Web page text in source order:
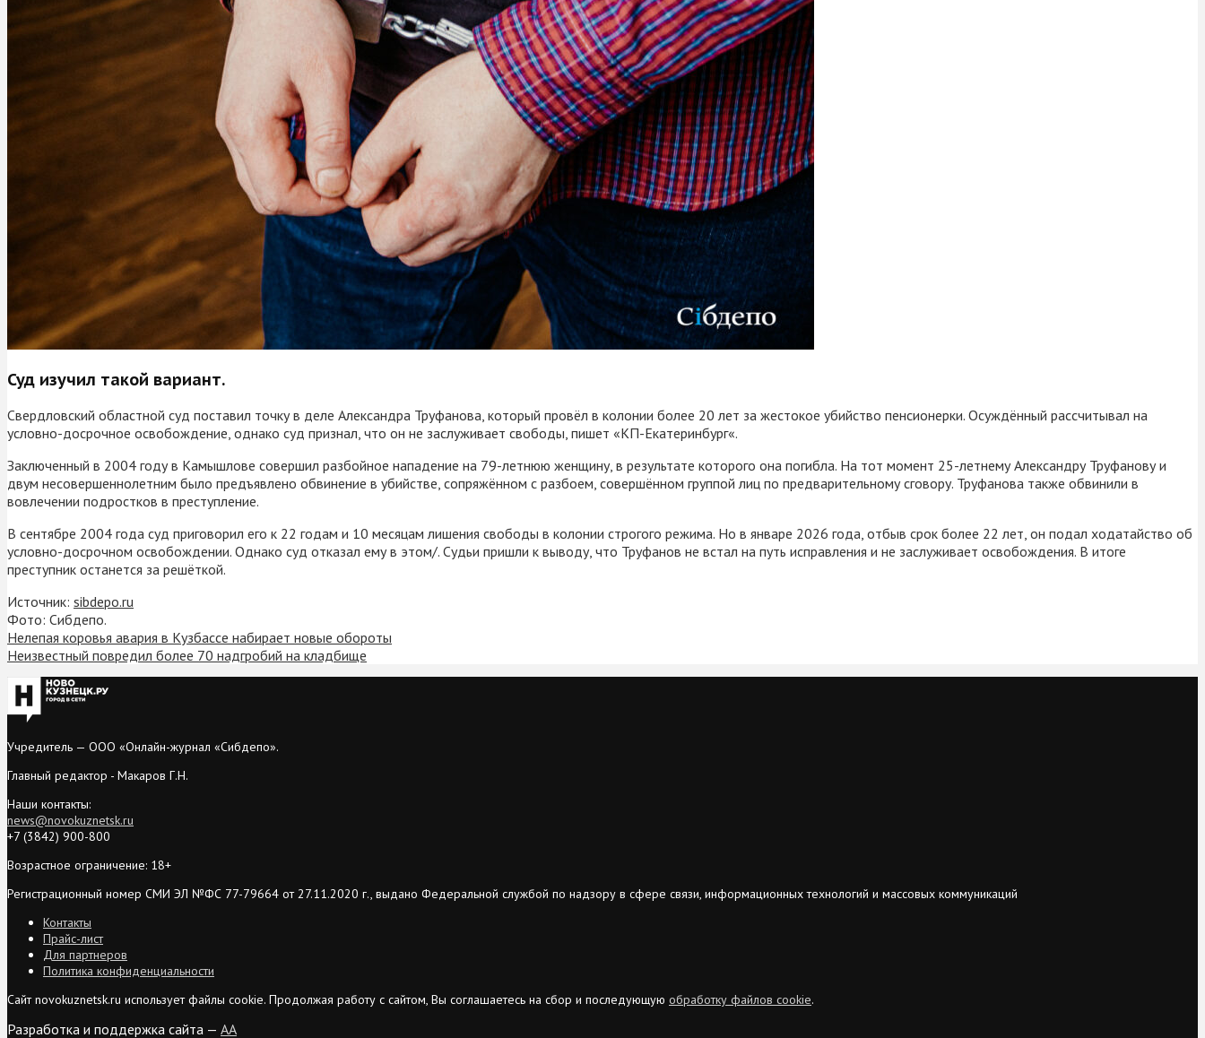
Суд изучил такой вариант.
Свердловский областной суд поставил точку в деле Александра Труфанова, который провёл в колонии более 20 лет за жестокое убийство пенсионерки. Осуждённый рассчитывал на
условно-досрочное освобождение, однако суд признал, что он не заслуживает свободы, пишет «КП-Екатеринбург«.
Заключенный в 2004 году в Камышлове совершил разбойное нападение на 79-летнюю женщину, в результате которого она погибла. На тот момент 25-летнему Александру Труфанову и
двум несовершеннолетним было предъявлено обвинение в убийстве, сопряжённом с разбоем, совершённом группой лиц по предварительному сговору. Труфанова также обвинили в
вовлечении подростков в преступление.
В сентябре 2004 года суд приговорил его к 22 годам и 10 месяцам лишения свободы в колонии строгого режима. Но в январе 2026 года, отбыв срок более 22 лет, он подал ходатайство об
условно-досрочном освобождении. Однако суд отказал ему в этом/. Судьи пришли к выводу, что Труфанов не встал на путь исправления и не заслуживает освобождения. В итоге
преступник останется за решёткой.
Источник: sibdepo.ru
Фото: Сибдепо.
Нелепая коровья авария в Кузбассе набирает новые обороты
Неизвестный повредил более 70 надгробий на кладбище
Учредитель — ООО «Онлайн-журнал «Сибдепо».
Главный редактор - Макаров Г.Н.
Наши контакты:
news@novokuznetsk.ru
+7 (3842) 900-800
Возрастное ограничение: 18+
Регистрационный номер СМИ ЭЛ №ФС 77-79664 от 27.11.2020 г., выдано Федеральной службой по надзору в сфере связи, информационных технологий и массовых коммуникаций
Контакты
Прайс-лист
Для партнеров
Политика конфиденциальности
Сайт novokuznetsk.ru использует файлы cookie. Продолжая работу с сайтом, Вы соглашаетесь на сбор и последующую обработку файлов cookie.
Разработка и поддержка сайта — AA